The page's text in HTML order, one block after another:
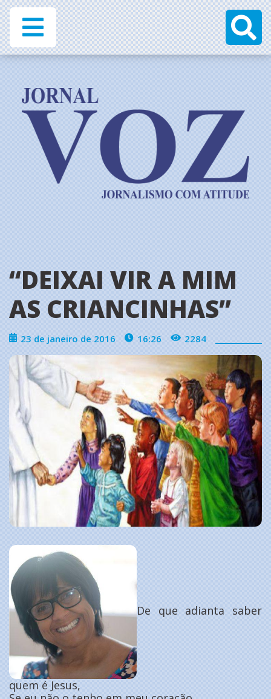
“DEIXAI VIR A MIM
AS CRIANCINHAS”
23 de janeiro de 2016 16:26 2284
De que adianta saber
quem é Jesus,